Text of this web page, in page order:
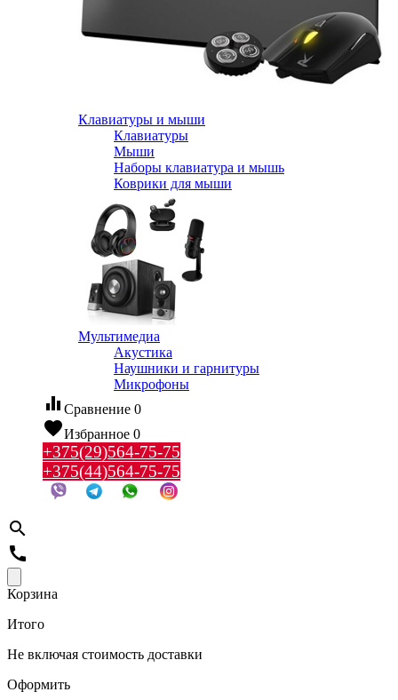
Клавиатуры и мыши
Клавиатуры
Мыши
Наборы клавиатура и мышь
Коврики для мыши
Мультимедиа
Акустика
Наушники и гарнитуры
Микрофоны
equalizer Сравнение 0
favoriteИзбранное 0
+375(29)564-75-75
+375(44)564-75-75
search
call
Корзина
Итого
Не включая стоимость доставки
Оформить